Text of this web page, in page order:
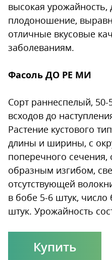
высокая
плодоношение,
отличные вкусовые
заболеваниям.
Фасоль ДО РЕ МИ
Сорт раннеспелый,
всходов до
Растение кустового
длины и ширины, с
поперечного сечения,
образным изгибом,
отсутствующей
в бобе 5-6 штук,
штук. Урожайность
Купить